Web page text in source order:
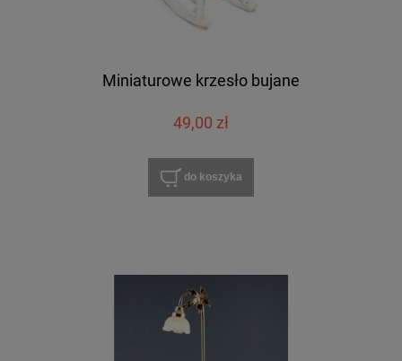
Miniaturowe krzesło bujane
49,00 zł
do koszyka